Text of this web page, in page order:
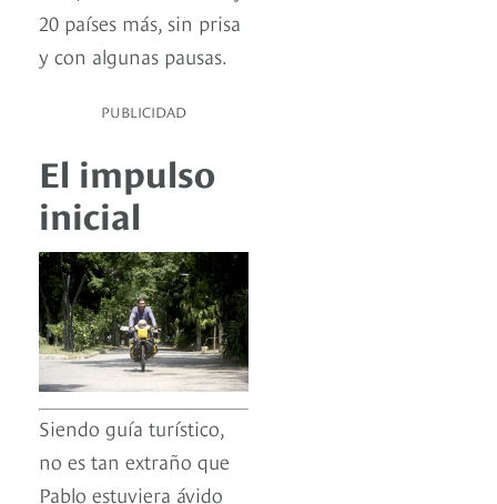
20 países más, sin prisa
y con algunas pausas.
PUBLICIDAD
El impulso
inicial
Siendo guía turístico,
no es tan extraño que
Pablo estuviera ávido